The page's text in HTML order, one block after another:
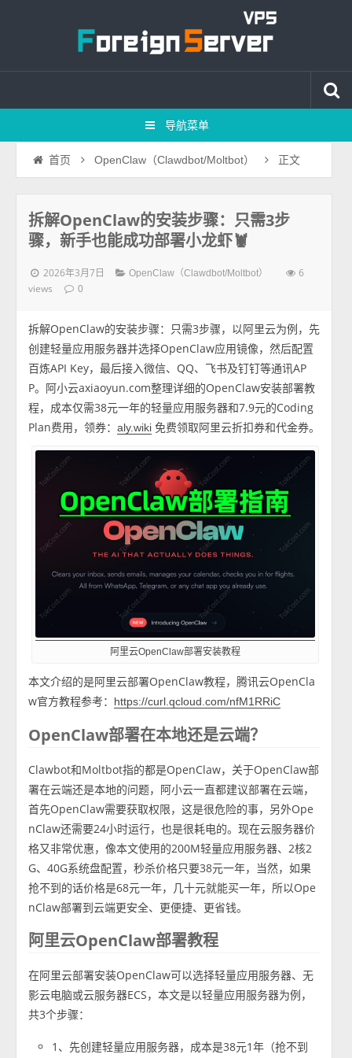
导航菜单
首页 OpenClaw（Clawdbot/Moltbot） 正文
拆解OpenClaw的安装步骤：只需3步
骤，新手也能成功部署小龙虾🦞
2026年3月7日 OpenClaw（Clawdbot/Moltbot）
6
views
0
拆解OpenClaw的安装步骤：只需3步骤，以阿里云为例，先
创建轻量应用服务器并选择OpenClaw应用镜像，然后配置
百炼API Key，最后接入微信、QQ、飞书及钉钉等通讯AP
P。阿小云axiaoyun.com整理详细的OpenClaw安装部署教
程，成本仅需38元一年的轻量应用服务器和7.9元的Coding
Plan费用，领券：aly.wiki 免费领取阿里云折扣券和代金券。
阿里云OpenClaw部署安装教程
本文介绍的是阿里云部署OpenClaw教程，腾讯云OpenCla
w官方教程参考：
https://curl.qcloud.com/nfM1RRiC
OpenClaw部署在本地还是云端？
Clawbot和Moltbot指的都是OpenClaw，关于OpenClaw部
署在云端还是本地的问题，阿小云一直都建议部署在云端，
首先OpenClaw需要获取权限，这是很危险的事，另外Ope
nClaw还需要24小时运行，也是很耗电的。现在云服务器价
格又非常优惠，像本文使用的200M轻量应用服务器、2核2
G、40G系统盘配置，秒杀价格只要38元一年，当然，如果
抢不到的话价格是68元一年，几十元就能买一年，所以Ope
nClaw部署到云端更安全、更便捷、更省钱。
阿里云OpenClaw部署教程
在阿里云部署安装OpenClaw可以选择轻量应用服务器、无
影云电脑或云服务器ECS，本文是以轻量应用服务器为例，
共3个步骤：
1、先创建轻量应用服务器，成本是38元1年（抢不到